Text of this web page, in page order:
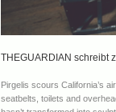
THEGUARDIAN schreibt
Pirgelis scours California’s
seatbelts, toilets and